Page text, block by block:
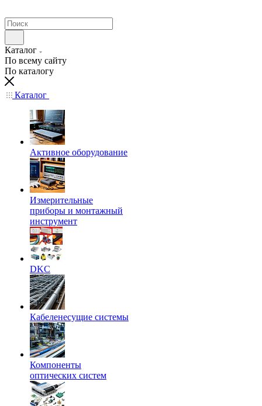
Каталог
По всему сайту
По каталогу
Каталог
Активное оборудование
Измерительные
приборы и монтажный
инструмент
DKC
Кабеленесущие системы
Компоненты
оптических систем